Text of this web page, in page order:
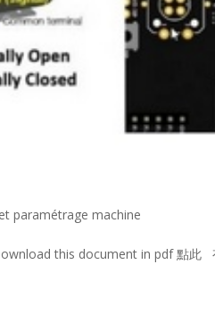
paramétrage machine
this document in pdf 點此